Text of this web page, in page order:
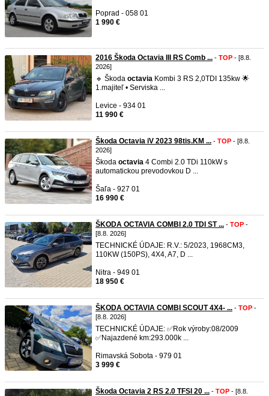
Poprad - 058 01
1 990 €
2016 Škoda Octavia III RS Comb ... - TOP - [8.8.
2026]
🔹 Škoda octavia Kombi 3 RS 2,0TDI 135kw 🌟
1.majiteľ • Serviska ...
Levice - 934 01
11 990 €
Škoda Octavia iV 2023 98tis.KM ... - TOP - [8.8.
2026]
Škoda octavia 4 Combi 2.0 TDi 110kW s
automatickou prevodovkou D ...
Šaľa - 927 01
16 990 €
ŠKODA OCTAVIA COMBI 2.0 TDI ST ... - TOP -
[8.8. 2026]
TECHNICKÉ ÚDAJE: R.V.: 5/2023, 1968CM3,
110KW (150PS), 4X4, A7, D ...
Nitra - 949 01
18 950 €
ŠKODA OCTAVIA COMBI SCOUT 4X4- ... - TOP -
[8.8. 2026]
TECHNICKÉ ÚDAJE: ✅️Rok výroby:08/2009
✅️Najazdené km:293.000k ...
Rimavská Sobota - 979 01
3 999 €
Škoda Octavia 2 RS 2.0 TFSI 20 ... - TOP - [8.8.